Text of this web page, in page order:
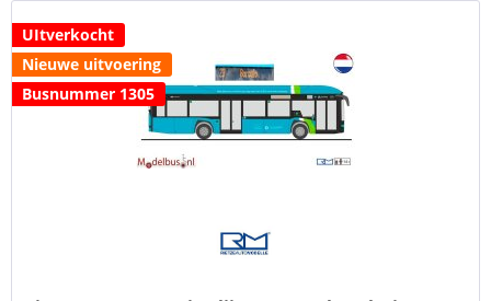
UItverkocht
Nieuwe uitvoering
Busnummer 1305